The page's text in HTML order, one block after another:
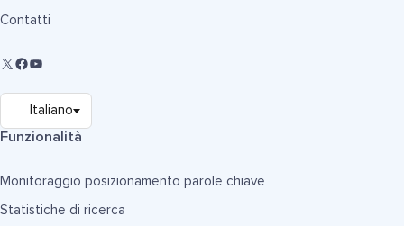
Contatti
Funzionalità
Monitoraggio posizionamento parole chiave
Statistiche di ricerca